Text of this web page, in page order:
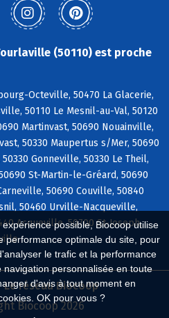
possible, Biocoop utilise
performance optimale du site, pour
le trafic et la performance
personnalisée en toute
d'avis à tout moment en
OK pour vous ?
(50110) est proche
Octeville, 50470 La Glacerie,
50110 Le Mesnil-au-Val, 50120
Martinvast, 50690 Nouainville,
50330 Maupertus s/Mer, 50690
Gonneville, 50330 Le Theil,
St-Martin-le-Gréard, 50690
50690 Couville, 50840
50460 Urville-Nacqueville,
Acqueville, 50700 St-Joseph,
Le réseau Biocoop
Biocoop 2026